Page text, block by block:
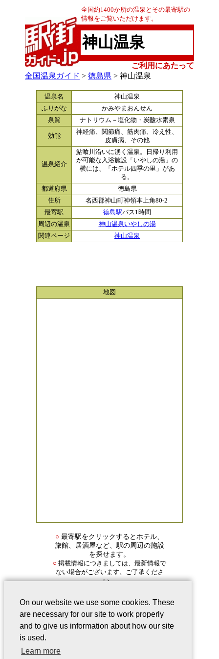
全国約1400か所の温泉とその最寄駅の
情報をご覧いただけます。
神山温泉
ご利用にあたって
全国温泉ガイド > 徳島県 > 神山温泉
温泉名
神山温泉
ふりがな
かみやまおんせん
泉質
ナトリウム－塩化物・炭酸水素泉
効能
神経痛、関節痛、筋肉痛、冷え性、
皮膚病、その他
温泉紹介
鮎喰川沿いに湧く温泉。日帰り利用
が可能な入浴施設「いやしの湯」の
横には、「ホテル四季の里」があ
る。
都道府県
徳島県
住所
名西郡神山町神領本上角80-2
最寄駅
徳島駅バス1時間
周辺の温泉
神山温泉いやしの湯
関連ページ
神山温泉
地図
○ 最寄駅をクリックするとホテル、
旅館、居酒屋など、駅の周辺の施設
を探せます。
○ 掲載情報につきましては、最新情報で
ない場合がございます。ご了承くださ
い。
会社案内
On our website we use some cookies. These
are necessary for our site to work properly
and to give us information about how our site
is used.
Learn more